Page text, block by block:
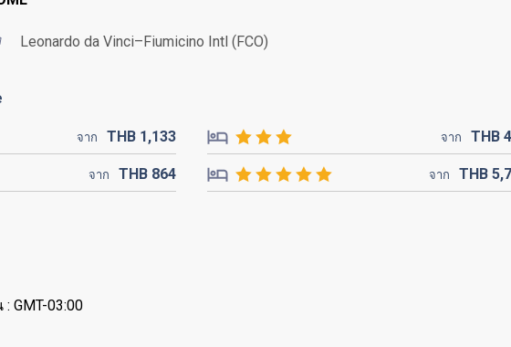
Leonardo da Vinci–Fiumicino Intl (FCO)
จาก THB 1,133 จาก THB
จาก THB 864 จาก THB
: GMT-03:00